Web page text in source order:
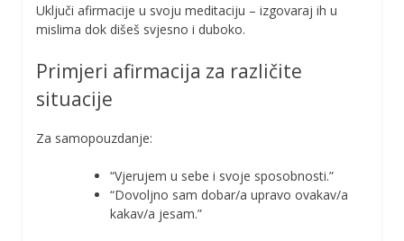
Uključi afirmacije u svoju meditaciju – izgovaraj ih u
mislima dok dišeš svjesno i duboko.
Primjeri afirmacija za različite
situacije
Za samopouzdanje:
“Vjerujem u sebe i svoje sposobnosti.”
“Dovoljno sam dobar/a upravo ovakav/a
kakav/a jesam.”